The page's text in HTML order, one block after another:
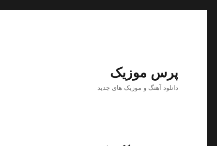
پرس موزیک
دانلود آهنگ و موزیک های جدید